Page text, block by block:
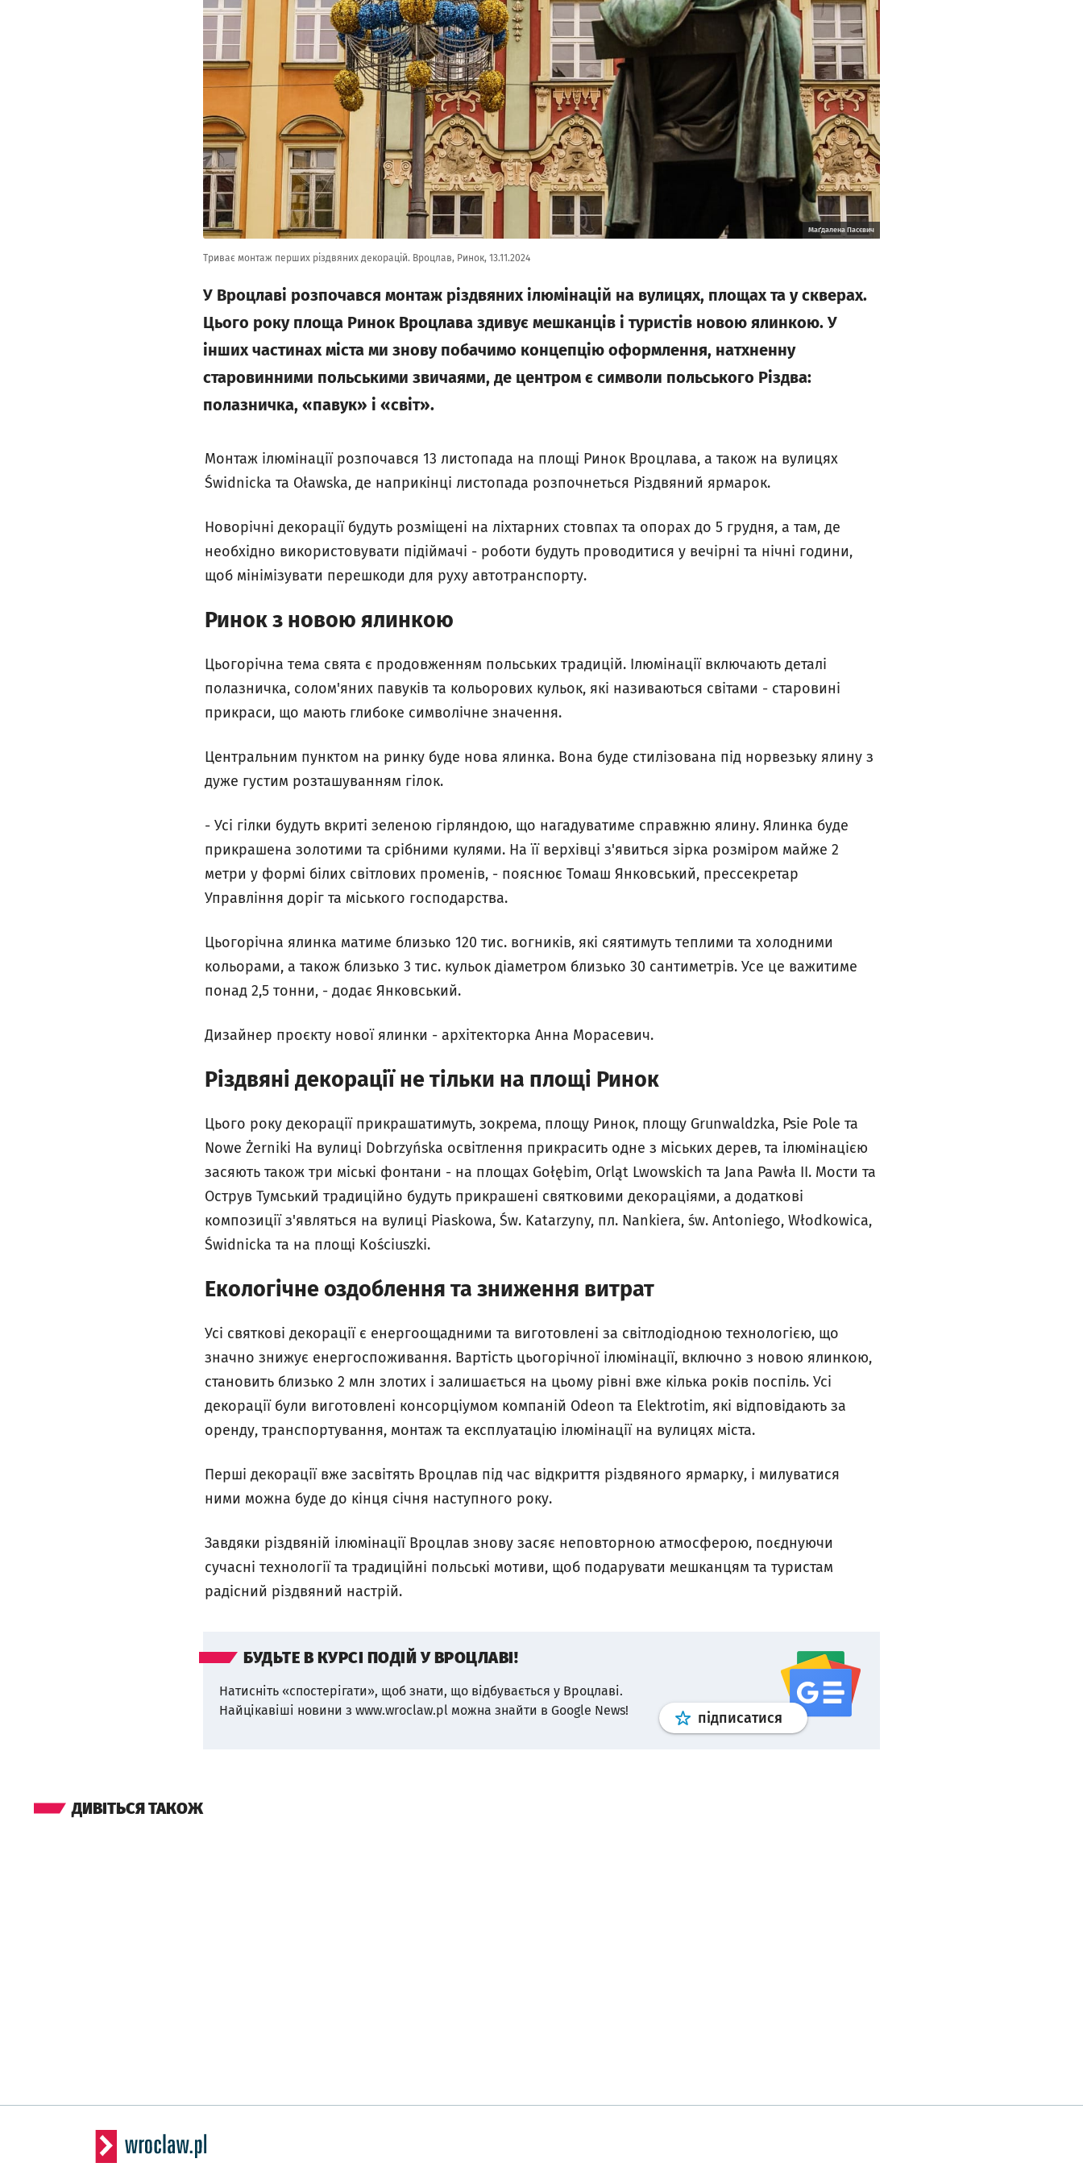
Маґдалена Пасєвич
Триває монтаж перших різдвяних декорацій. Вроцлав, Ринок, 13.11.2024
У Вроцлаві розпочався монтаж різдвяних ілюмінацій на вулицях, площах та у скверах.
Цього року площа Ринок Вроцлава здивує мешканців і туристів новою ялинкою. У
інших частинах міста ми знову побачимо концепцію оформлення, натхненну
старовинними польськими звичаями, де центром є символи польського Різдва:
полазничка, «павук» і «світ».
Монтаж ілюмінації розпочався 13 листопада на площі Ринок Вроцлава, а також на вулицях
Świdnicka та Oławska, де наприкінці листопада розпочнеться Різдвяний ярмарок.
Новорічні декорації будуть розміщені на ліхтарних стовпах та опорах до 5 грудня, а там, де
необхідно використовувати підіймачі - роботи будуть проводитися у вечірні та нічні години,
щоб мінімізувати перешкоди для руху автотранспорту.
Ринок з новою ялинкою
Цьогорічна тема свята є продовженням польських традицій. Ілюмінації включають деталі
полазничка, солом'яних павуків та кольорових кульок, які називаються світами - старовині
прикраси, що мають глибоке символічне значення.
Центральним пунктом на ринку буде нова ялинка. Вона буде стилізована під норвезьку ялину з
дуже густим розташуванням гілок.
- Усі гілки будуть вкриті зеленою гірляндою, що нагадуватиме справжню ялину. Ялинка буде
прикрашена золотими та срібними кулями. На її верхівці з'явиться зірка розміром майже 2
метри у формі білих світлових променів, - пояснює Томаш Янковський, прессекретар
Управління доріг та міського господарства.
Цьогорічна ялинка матиме близько 120 тис. вогників, які сяятимуть теплими та холодними
кольорами, а також близько 3 тис. кульок діаметром близько 30 сантиметрів. Усе це важитиме
понад 2,5 тонни, - додає Янковський.
Дизайнер проєкту нової ялинки - архітекторка Анна Морасевич.
Різдвяні декорації не тільки на площі Ринок
Цього року декорації прикрашатимуть, зокрема, площу Ринок, площу Grunwaldzka, Psie Pole та
Nowe Żerniki На вулиці Dobrzyńska освітлення прикрасить одне з міських дерев, та ілюмінацією
засяють також три міські фонтани - на площах Gołębim, Orląt Lwowskich та Jana Pawła II. Мости та
Острув Тумський традиційно будуть прикрашені святковими декораціями, а додаткові
композиції з'являться на вулиці Piaskowa, Św. Katarzyny, пл. Nankiera, św. Antoniego, Włodkowica,
Świdnicka та на площі Kościuszki.
Екологічне оздоблення та зниження витрат
Усі святкові декорації є енергоощадними та виготовлені за світлодіодною технологією, що
значно знижує енергоспоживання. Вартість цьогорічної ілюмінації, включно з новою ялинкою,
становить близько 2 млн злотих і залишається на цьому рівні вже кілька років поспіль. Усі
декорації були виготовлені консорціумом компаній Odeon та Elektrotim, які відповідають за
оренду, транспортування, монтаж та експлуатацію ілюмінації на вулицях міста.
Перші декорації вже засвітять Вроцлав під час відкриття різдвяного ярмарку, і милуватися
ними можна буде до кінця січня наступного року.
Завдяки різдвяній ілюмінації Вроцлав знову засяє неповторною атмосферою, поєднуючи
сучасні технології та традиційні польські мотиви, щоб подарувати мешканцям та туристам
радісний різдвяний настрій.
БУДЬТЕ В КУРСІ ПОДІЙ У ВРОЦЛАВІ!
Натисніть «спостерігати», щоб знати, що відбувається у Вроцлаві.
Найцікавіші новини з www.wroclaw.pl можна знайти в Google News!
підписатися Профільgoogle news
ДИВІТЬСЯ ТАКОЖ